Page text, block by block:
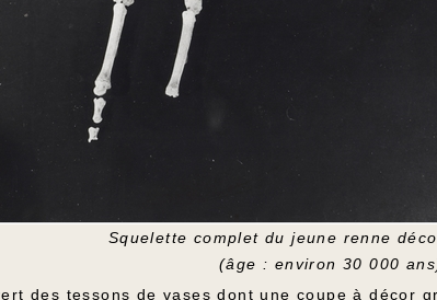
Squelette complet du jeune renne
(âge : environ 30 000
des tessons de vases dont une coupe à décor